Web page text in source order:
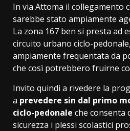
In via Attoma il collegamento
sarebbe stato ampiamente
La zona 167 ben si presta ad
circuito urbano ciclo-
ampiamente frequentata da
che così potrebbero fruirne
Invito quindi a rivedere la
a prevedere sin dal primo
ciclo-pedonale che consenta
sicurezza i plessi scolastici